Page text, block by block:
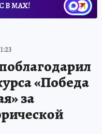
В МАХ!
«Победа
за